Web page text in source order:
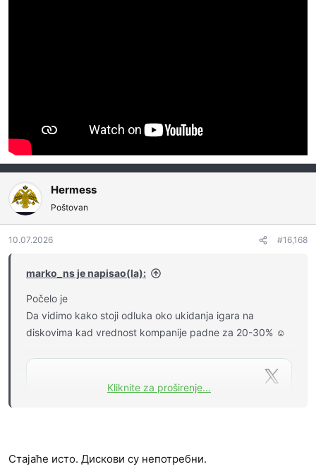
Hermess
Poštovan
10.07.2026 #16,168
marko_ns je napisao(la):
Počelo je
Da vidimo kako stoji odluka oko ukidanja igara na
diskovima kad vrednost kompanije padne za 20-30% ☺️
Kliknite za proširenje...
Стајаће исто. Дискови су непотребни.